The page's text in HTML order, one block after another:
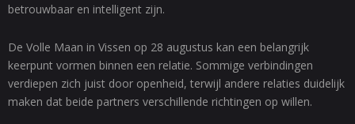
betrouwbaar en intelligent zijn.
De Volle Maan in Vissen op 28 augustus kan een belangrijk
keerpunt vormen binnen een relatie. Sommige verbindingen
verdiepen zich juist door openheid, terwijl andere relaties duidelijk
maken dat beide partners verschillende richtingen op willen.